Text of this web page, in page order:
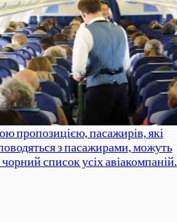
пропозицією, пасажирів, які
з пасажирами, можуть
список усіх авіакомпаній.